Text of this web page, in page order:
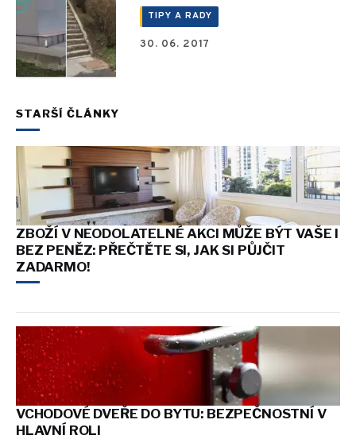
TIPY A RADY
30. 06. 2017
STARŠÍ ČLÁNKY
ZBOŽÍ V NEODOLATELNÉ AKCI MŮŽE BÝT VAŠE I
BEZ PENĚZ: PŘEČTĚTE SI, JAK SI PŮJČIT
ZADARMO!
VCHODOVÉ DVEŘE DO BYTU: BEZPEČNOSTNÍ V
HLAVNÍ ROLI